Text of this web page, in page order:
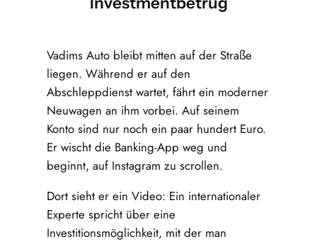
Vadims Auto bleibt mitten auf der Straße
liegen. Während er auf den
Abschleppdienst wartet, fährt ein moderner
Neuwagen an ihm vorbei. Auf seinem
Konto sind nur noch ein paar hundert Euro.
Er wischt die Banking-App weg und
beginnt, auf Instagram zu scrollen.
Dort sieht er ein Video: Ein internationaler
Experte spricht über eine
Investitionsmöglichkeit, mit der man